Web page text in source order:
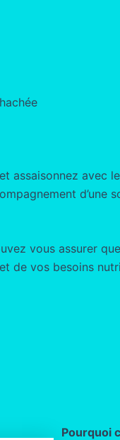
assaisonnez avec
vous assurer
de vos besoins
Pourquoi